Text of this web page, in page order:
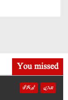
You missed
تازہ ترین خیبر پختونخوا